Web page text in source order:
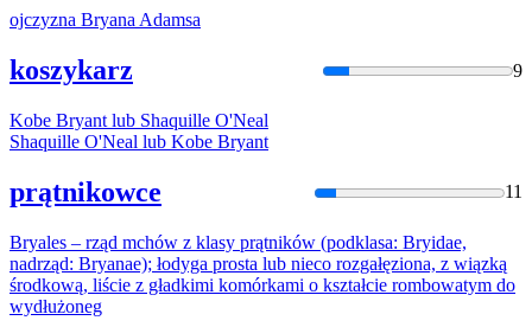
ojczyzna Bryana Adamsa
koszykarz 9
Kobe Bryant lub Shaquille O'Neal
Shaquille O'Neal lub Kobe Bryant
prątnikowce 11
Bryales – rząd mchów z klasy prątników (podklasa: Bryidae,
nadrząd: Bryanae); łodyga prosta lub nieco rozgałęziona, z wiązką
środkową, liście z gładkimi komórkami o kształcie rombowatym do
wydłużoneg